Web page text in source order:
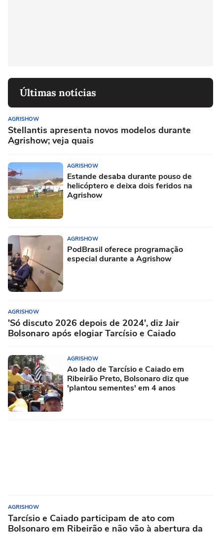
Últimas notícias
AGRISHOW
Stellantis apresenta novos modelos durante
Agrishow; veja quais
AGRISHOW
Estande desaba durante pouso de
helicóptero e deixa dois feridos na
Agrishow
AGRISHOW
PodBrasil oferece programação
especial durante a Agrishow
AGRISHOW
'Só discuto 2026 depois de 2024', diz Jair
Bolsonaro após elogiar Tarcísio e Caiado
AGRISHOW
Ao lado de Tarcísio e Caiado em
Ribeirão Preto, Bolsonaro diz que
'plantou sementes' em 4 anos
AGRISHOW
Tarcísio e Caiado participam de ato com
Bolsonaro em Ribeirão e não vão à abertura da